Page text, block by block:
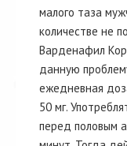
малого таза
количестве не
Варденафил
данную
ежедневная
50 мг.
перед половым